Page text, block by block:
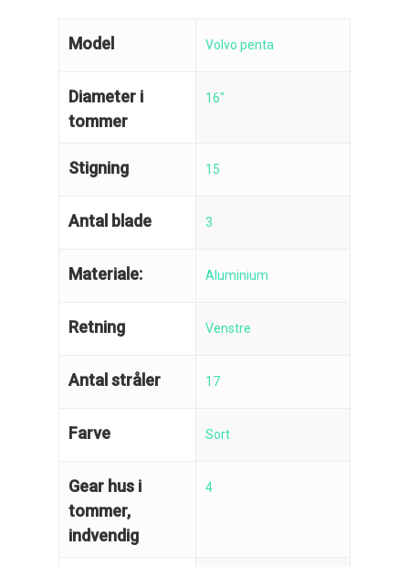
Model Volvo penta
Diameter i
tommer
16"
Stigning 15
Antal blade 3
Materiale: Aluminium
Retning Venstre
Antal stråler 17
Farve Sort
Gear hus i
tommer,
indvendig
4